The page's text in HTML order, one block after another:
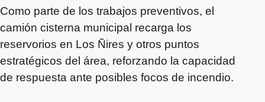
Como parte de los trabajos preventivos, el
camión cisterna municipal recarga los
reservorios en Los Ñires y otros puntos
estratégicos del área, reforzando la capacidad
de respuesta ante posibles focos de incendio.